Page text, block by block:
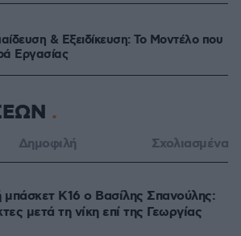
& Εξειδίκευση: Το Mοντέλο που
Eργασίας
Δημοφιλή Σχολιασμένα
μπάσκετ Κ16 ο Βασίλης Σπανούλης:
μετά τη νίκη επί της Γεωργίας